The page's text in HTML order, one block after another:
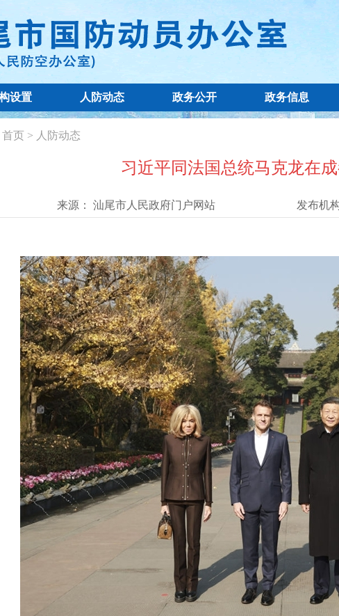
设置 人防动态 政务公开 政务信息
首页 > 人防动态
习近平同法国总统马克龙在
来源： 汕尾市人民政府门户网站 发布机